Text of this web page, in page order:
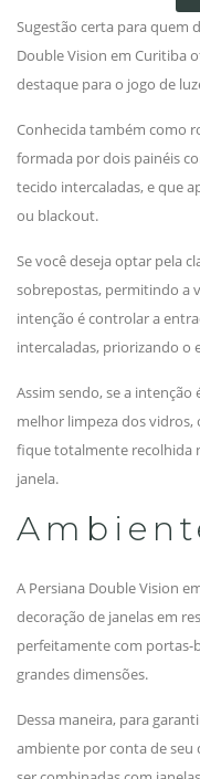
Sugestão certa para quem
Double Vision em Curitiba
destaque para o jogo de
Conhecida também como
formada por dois painéis
tecido intercaladas, e que
ou blackout.
Se você deseja optar pela
sobrepostas, permitindo a
intenção é controlar a
intercaladas, priorizando o
Assim sendo, se a
melhor limpeza dos vidros,
fique totalmente recolhida
janela.
A Persiana Double Vision
decoração de janelas em
perfeitamente com portas-
grandes dimensões.
Dessa maneira, para
ambiente por conta de seu